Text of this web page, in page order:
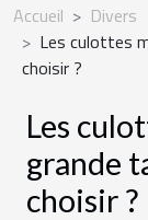
Accueil
Divers
Les culottes
choisir ?
Les
grande
choisir ?